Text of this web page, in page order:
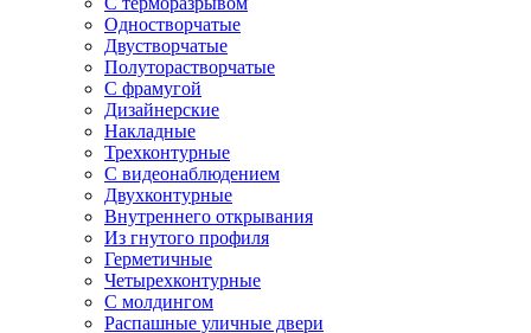
Одностворчатые
Двустворчатые
Полуторастворчатые
С фрамугой
Дизайнерские
Накладные
Трехконтурные
С видеонаблюдением
Двухконтурные
Внутреннего открывания
Из гнутого профиля
Герметичные
Четырехконтурные
С молдингом
Распашные уличные двери